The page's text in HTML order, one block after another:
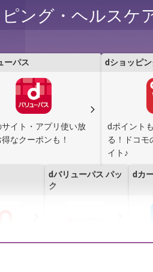
ドコモテレビターミ
ング・ヘルスケ
ーパス
サイト・アプリ使い放
なクーポンも！
dショッピ
dポイント
る！ドコモ
イト♪
dバリューパス パッ
ク
dカ